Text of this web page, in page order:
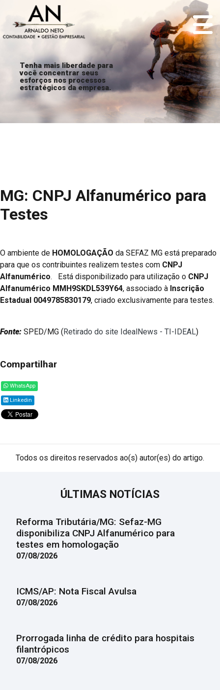
Tenha mais liberdade para
você concentrar seus
esforços nos processos
estratégicos da empresa.
MG: CNPJ Alfanumérico para
Testes
O ambiente de HOMOLOGAÇÃO da SEFAZ MG está preparado
para que os contribuintes realizem testes com CNPJ
Alfanumérico. Está disponibilizado para utilização o CNPJ
Alfanumérico MMH9SKDL539Y64, associado à Inscrição
Estadual 0049785830179, criado exclusivamente para testes.
Fonte: SPED/MG (Retirado do site IdealNews - TI-IDEAL)
Compartilhar
WhatsApp
Linkedin
Todos os direitos reservados ao(s) autor(es) do artigo.
ÚLTIMAS NOTÍCIAS
Reforma Tributária/MG: Sefaz-MG
disponibiliza CNPJ Alfanumérico para
testes em homologação
07/08/2026
ICMS/AP: Nota Fiscal Avulsa
07/08/2026
Prorrogada linha de crédito para hospitais
filantrópicos
07/08/2026